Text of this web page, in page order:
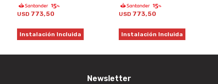
USD 773,50
Instalación Incluida
USD 773,50
Instalación Incluida
Newsletter